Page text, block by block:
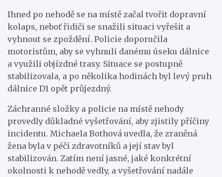
Ihned po nehodě se na místě začal tvořit dopravní
kolaps, neboť řidiči se snažili situaci vyřešit a
vyhnout se zpoždění. Policie doporučila
motoristům, aby se vyhnuli danému úseku dálnice
a využili objízdné trasy. Situace se postupně
stabilizovala, a po několika hodinách byl levý pruh
dálnice D1 opět průjezdný.
Záchranné složky a policie na místě nehody
provedly důkladné vyšetřování, aby zjistily příčiny
incidentu. Michaela Bothová uvedla, že zraněná
žena byla v péči zdravotníků a její stav byl
stabilizován. Zatím není jasné, jaké konkrétní
okolnosti k nehodě vedly, a vyšetřování nadále